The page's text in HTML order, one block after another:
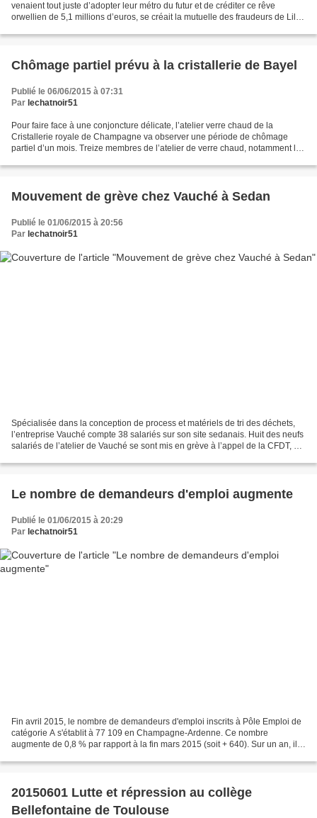
venaient tout juste d’adopter leur métro du futur et de créditer ce rêve
orwellien de 5,1 millions d’euros, se créait la mutuelle des fraudeurs de Lille.
Chômage partiel prévu à la cristallerie de Bayel
Publié le 06/06/2015 à 07:31
Par lechatnoir51
Pour faire face à une conjoncture délicate, l’atelier verre chaud de la
Cristallerie royale de Champagne va observer une période de chômage
partiel d’un mois. Treize membres de l’atelier de verre chaud, notamment les
Mouvement de grève chez Vauché à Sedan
Publié le 01/06/2015 à 20:56
Par lechatnoir51
Spécialisée dans la conception de process et matériels de tri des déchets,
l’entreprise Vauché compte 38 salariés sur son site sedanais. Huit des neufs
salariés de l’atelier de Vauché se sont mis en grève à l’appel de la CFDT, ce
Le nombre de demandeurs d'emploi augmente
Publié le 01/06/2015 à 20:29
Par lechatnoir51
Fin avril 2015, le nombre de demandeurs d'emploi inscrits à Pôle Emploi de
catégorie A s'établit à 77 109 en Champagne-Ardenne. Ce nombre
augmente de 0,8 % par rapport à la fin mars 2015 (soit + 640). Sur un an, il
20150601 Lutte et répression au collège
Bellefontaine de Toulouse